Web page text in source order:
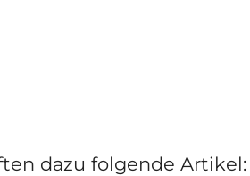
dazu folgende Artikel: